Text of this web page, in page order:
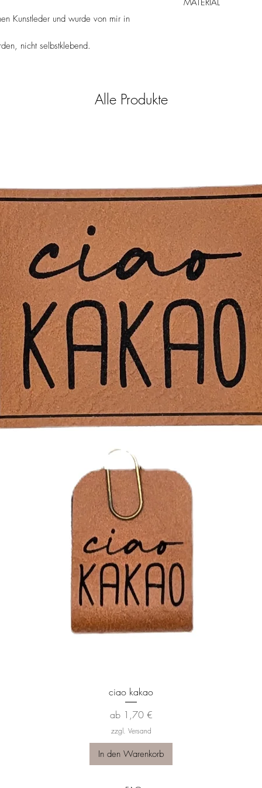
Kunstleder und wurde von mir in
nicht selbstklebend.
- nicht
MATERIAL
Alle Produkte
Schnellansicht
ciao kakao
ab 1,70 €
Sale-Preis
zzgl. Versand
In den Warenkorb